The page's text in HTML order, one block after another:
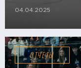
04.04.2025
ОТЧЕТЫ